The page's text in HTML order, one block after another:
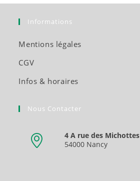
Informations
Mentions légales
CGV
Infos & horaires
Nous Contacter
4 A rue des Michottes
54000 Nancy